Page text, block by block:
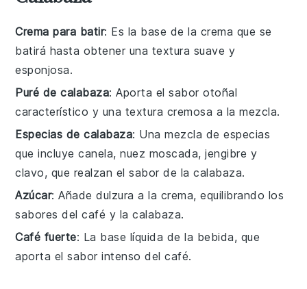
Crema para batir: Es la base de la crema que se
batirá hasta obtener una textura suave y
esponjosa.
Puré de calabaza: Aporta el sabor otoñal
característico y una textura cremosa a la mezcla.
Especias de calabaza: Una mezcla de especias
que incluye canela, nuez moscada, jengibre y
clavo, que realzan el sabor de la calabaza.
Azúcar: Añade dulzura a la crema, equilibrando los
sabores del café y la calabaza.
Café fuerte: La base líquida de la bebida, que
aporta el sabor intenso del café.